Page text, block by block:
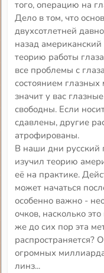
того, операцию на
Дело в том, что
двухсотлетней
назад
теорию работы
все проблемы с
состоянием
значит у вас
свободны. Если
сдавлены, другие
атрофированы.
В наши дни русский
изучил теорию
её на практике.
может начаться
особенно важно -
очков, насколько
же до сих пор эта
распространяется?
огромных
линз...